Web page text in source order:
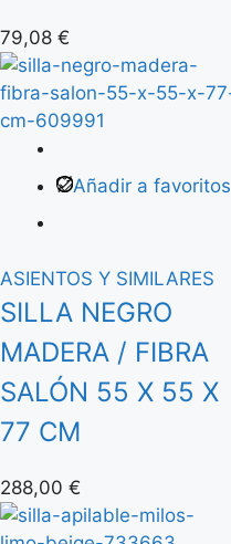
79,08 €
Añadir a favoritos
ASIENTOS Y SIMILARES
SILLA NEGRO
MADERA / FIBRA
SALÓN 55 X 55 X
77 CM
288,00 €